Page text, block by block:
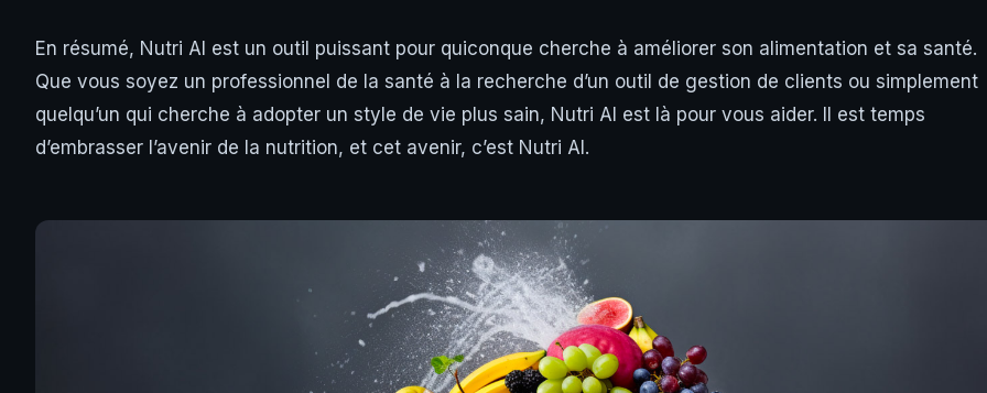
En résumé, Nutri AI est un outil puissant pour quiconque cherche à améliorer son alimentation et sa santé.
Que vous soyez un professionnel de la santé à la recherche d’un outil de gestion de clients ou simplement
quelqu’un qui cherche à adopter un style de vie plus sain, Nutri AI est là pour vous aider. Il est temps
d’embrasser l’avenir de la nutrition, et cet avenir, c’est Nutri AI.